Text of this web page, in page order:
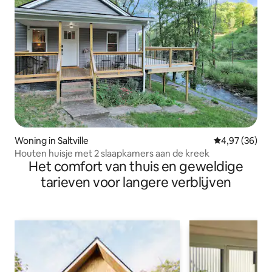
Woning in Saltville Gemiddelde
4,97 (36)
Houten huisje met 2 slaapkamers aan de kreek
Het comfort van thuis en geweldige
tarieven voor langere verblijven